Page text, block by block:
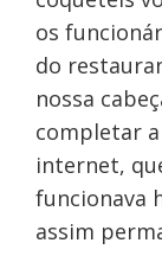
os
do
nossa
completar
internet,
funcionava
assim